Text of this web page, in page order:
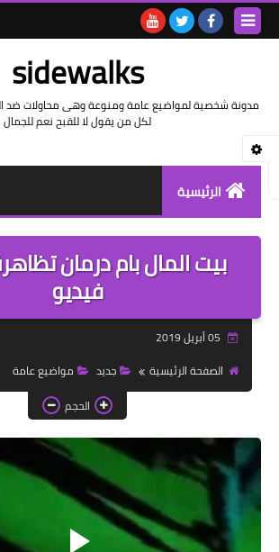
sidewalks
مدونة شخصية لمواضيع عامة ومنوعة وهى محاولات ضد
لكل من يقول لا للقبح نعم للجمال
الرئيسية
توثيق وتاريخ
بيانات
تقارير
خواطر
خواطر قصصية
صور
علوم وبحوث
بيت المال بام درمان
فيديو
الصفحة الرئيسية
جديد
مواضيع عامة
الحجم